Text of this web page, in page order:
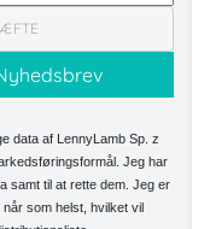
data af LennyLamb Sp. z
Jeg har
samt til at rette dem. Jeg er
som helst, hvilket vil